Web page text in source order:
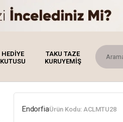
HEDİYE
KUTUSU
TAKU TAZE
KURUYEMİŞ
EndorfiaÜrün Kodu: ACLMTU28